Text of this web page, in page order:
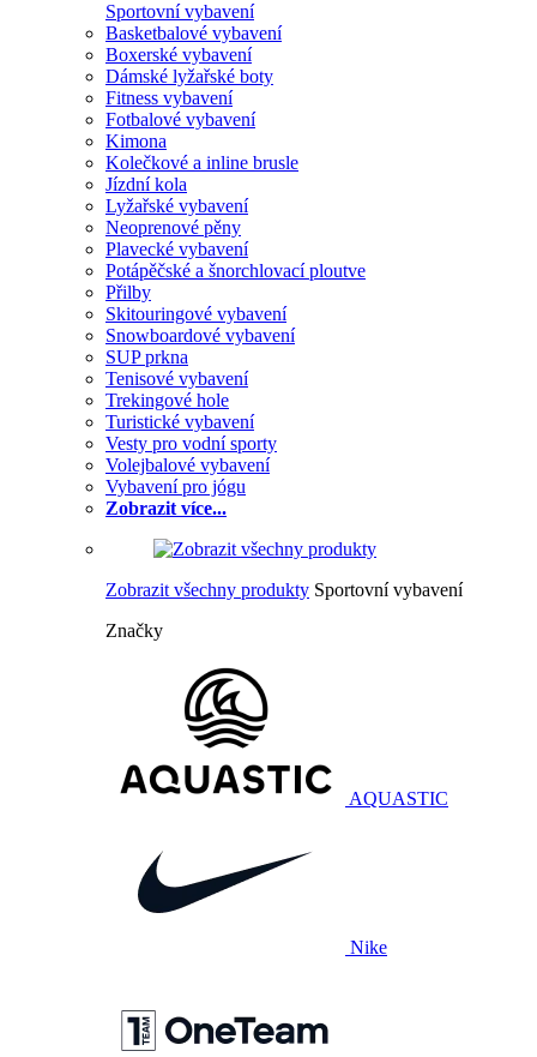
Sportovní vybavení
Basketbalové vybavení
Boxerské vybavení
Dámské lyžařské boty
Fitness vybavení
Fotbalové vybavení
Kimona
Kolečkové a inline brusle
Jízdní kola
Lyžařské vybavení
Neoprenové pěny
Plavecké vybavení
Potápěčské a šnorchlovací ploutve
Přilby
Skitouringové vybavení
Snowboardové vybavení
SUP prkna
Tenisové vybavení
Trekingové hole
Turistické vybavení
Vesty pro vodní sporty
Volejbalové vybavení
Vybavení pro jógu
Zobrazit více...
Zobrazit všechny produkty Sportovní vybavení
Značky
AQUASTIC
Nike